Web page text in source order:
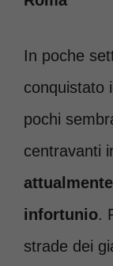
In poche
conquistato
pochi
centravanti
infortunio.
strade dei